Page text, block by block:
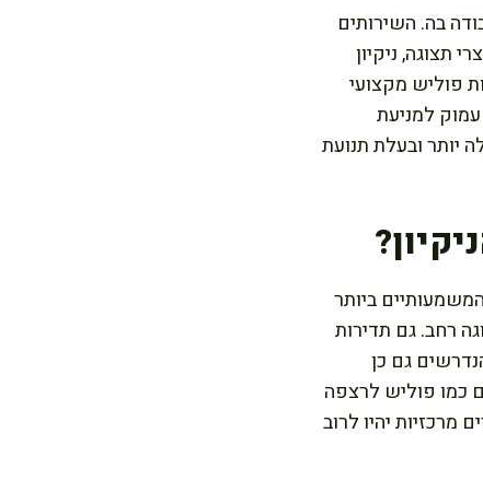
בה. השירותים
תצוגה, ניקיון
פוליש מקצועי
למניעת
יותר ובעלת תנועת
ביותר
רחב. גם תדירות
גם כן
כמו פוליש לרצפה
מרכזיות יהיו לרוב